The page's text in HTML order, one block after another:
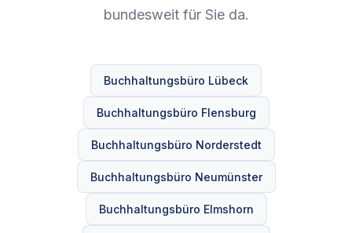
bundesweit für Sie da.
Buchhaltungsbüro Lübeck
Buchhaltungsbüro Flensburg
Buchhaltungsbüro Norderstedt
Buchhaltungsbüro Neumünster
Buchhaltungsbüro Elmshorn